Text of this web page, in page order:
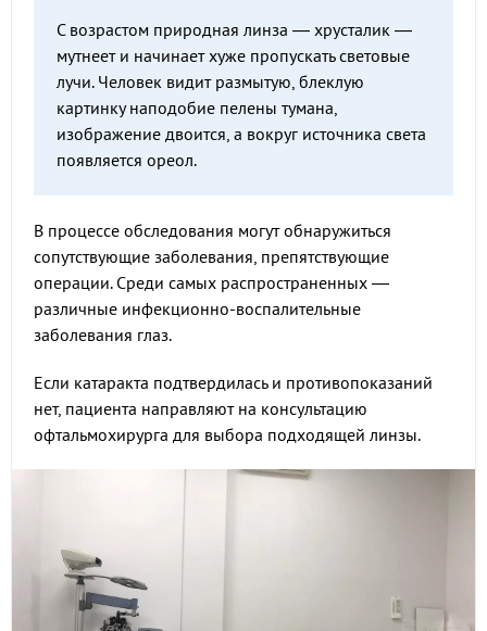
С возрастом природная линза — хрусталик —
мутнеет и начинает хуже пропускать световые
лучи. Человек видит размытую, блеклую
картинку наподобие пелены тумана,
изображение двоится, а вокруг источника света
появляется ореол.
В процессе обследования могут обнаружиться
сопутствующие заболевания, препятствующие
операции. Среди самых распространенных —
различные инфекционно-воспалительные
заболевания глаз.
Если катаракта подтвердилась и противопоказаний
нет, пациента направляют на консультацию
офтальмохирурга для выбора подходящей линзы.